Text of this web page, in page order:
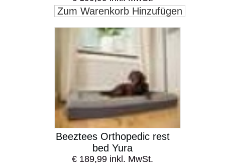
Zum Warenkorb Hinzufügen
Beeztees Orthopedic rest
bed Yura
€ 189,99 inkl. MwSt.